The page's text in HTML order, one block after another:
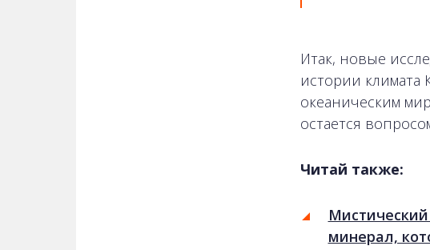
Итак, новые
истории
океаническим
остается
Читай также:
минерал,